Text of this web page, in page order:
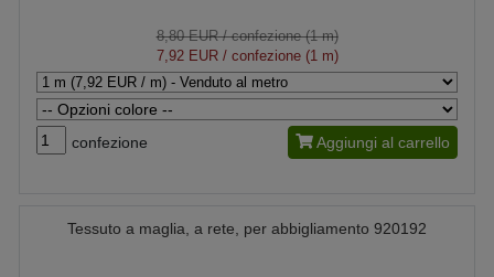
8,80 EUR/ confezione (1 m)
7,92 EUR/ confezione (1 m)
confezione Aggiungi al carrello
Tessuto a maglia, a rete, per abbigliamento 920192